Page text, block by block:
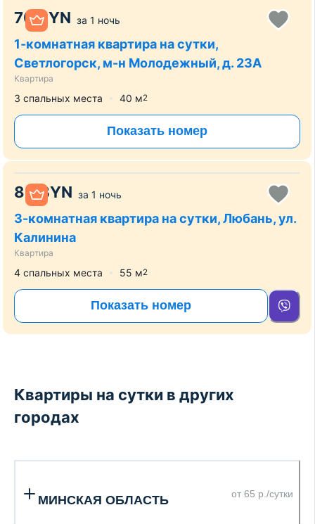
70 BYN за 1 ночь
1-комнатная квартира на сутки,
Светлогорск, м-н Молодежный, д. 23А
Квартира
3 спальных места 40 м2
Показать номер
80 BYN за 1 ночь
3-комнатная квартира на сутки, Любань, ул.
Калинина
Квартира
4 спальных места 55 м2
Показать номер
Квартиры на сутки в других
городах
МИНСКАЯ ОБЛАСТЬ от 65 р./сутки